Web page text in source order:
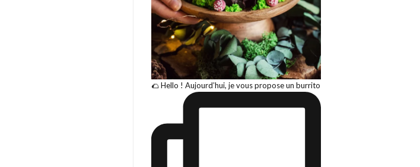
🌮 Hello ! Aujourd’hui, je vous propose un burrito